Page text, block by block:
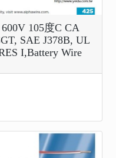
105度C CA
SAE J378B, UL
I,Battery Wire